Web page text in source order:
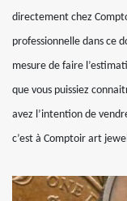
directement chez
professionnelle dans ce
mesure de faire
que vous puissiez
avez l’intention de
c’est à Comptoir art